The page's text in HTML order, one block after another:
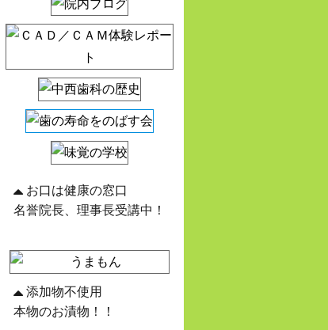
お口は健康の窓口
名誉院長、理事長受講中！
添加物不使用
本物のお漬物！！